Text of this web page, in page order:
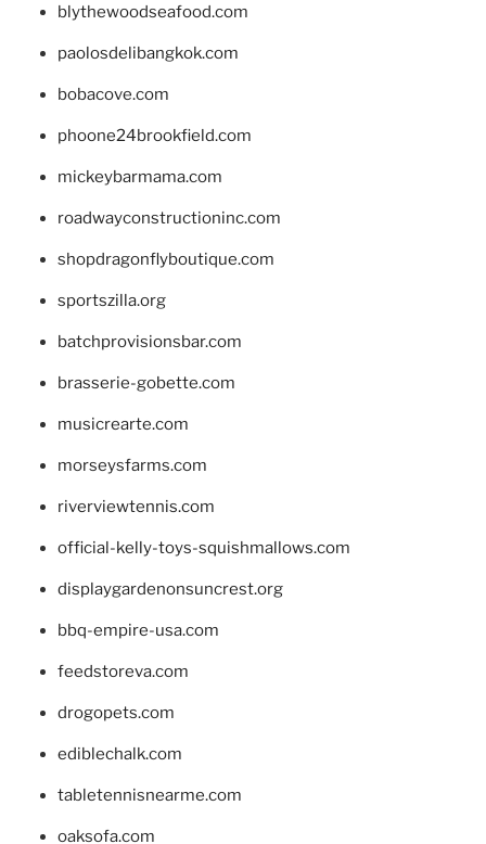
blythewoodseafood.com
paolosdelibangkok.com
bobacove.com
phoone24brookfield.com
mickeybarmama.com
roadwayconstructioninc.com
shopdragonflyboutique.com
sportszilla.org
batchprovisionsbar.com
brasserie-gobette.com
musicrearte.com
morseysfarms.com
riverviewtennis.com
official-kelly-toys-squishmallows.com
displaygardenonsuncrest.org
bbq-empire-usa.com
feedstoreva.com
drogopets.com
ediblechalk.com
tabletennisnearme.com
oaksofa.com